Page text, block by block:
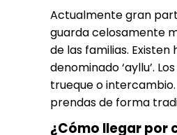
Actualmente gran
guarda celosamente
de las familias.
denominado‘ayllu’.
trueque o
prendas de forma
¿Cómo llegar por